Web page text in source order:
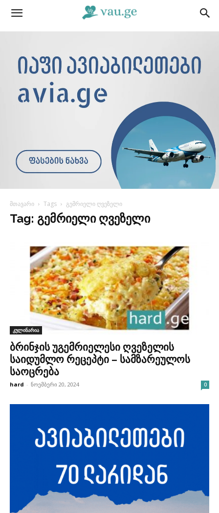
მთავარი Tags გემრიელი ღვეზელი
Tag: გემრიელი ღვეზელი
კულინარია
ბრინჯის უგემრიელესი ღვეზელის
საიდუმლო რეცეპტი – სამზარეულოს
საოცრება
hard - ნოემბერი 20, 2024 0